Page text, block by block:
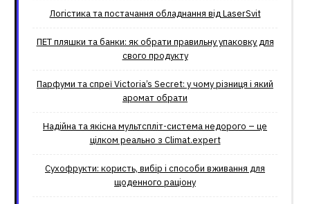
Логістика та постачання обладнання від LaserSvit
ПЕТ пляшки та банки: як обрати правильну упаковку для
свого продукту
Парфуми та спреї Victoria’s Secret: у чому різниця і який
аромат обрати
Надійна та якісна мультспліт-система недорого – це
цілком реально з Climat.еxpert
Сухофрукти: користь, вибір і способи вживання для
щоденного раціону